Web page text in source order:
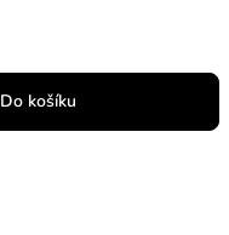
Do košíku